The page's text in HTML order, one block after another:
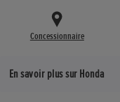
Concessionnaire
En savoir plus sur Honda